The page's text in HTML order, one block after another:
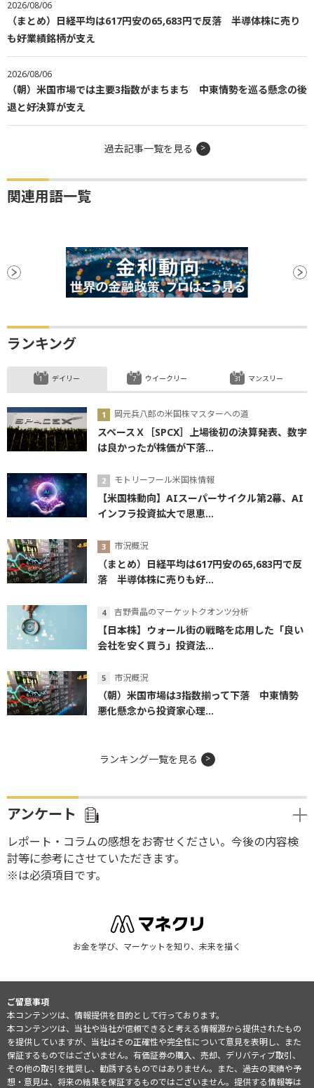
2026/08/06
（まとめ）日経平均は617円安の65,683円で反落 半導体株に売り
も好業績銘柄が支え
2026/08/06
（朝）米国市場では主要3指数がまちまち 中東情勢を巡る懸念の後
退と好決算が支え
過去記事一覧を見る
関連用語一覧
ランキング
デイリー
岡元兵八郎の米国株マスターへの道
スペースＸ［SPCX］上場後初の決算発表、数字
は良かったが株価が下落...
モトリーフール米国株情報
【米国株動向】AIスーパーサイクル第2幕、AI
インフラ投資拡大で恩恵...
市況概況
（まとめ）日経平均は617円安の65,683円で反
落 半導体株に売りも好...
吉野貴晶のマーケットクオンツ分析
【日本株】ウォール街の戦略を応用した「良い
会社を安く買う」投資法...
市況概況
（朝）米国市場は3指数揃って下落 中東情勢
悪化懸念から投資家心理...
ウイークリー マンスリー
ランキング一覧を見る
アンケート
レポート・コラムの感想をお寄せください。今後の内容検
討等に参考にさせていただきます。
※は必須項目です。
お金を学び、マーケットを知り、未来を描く
ご留意事項
本コンテンツは、情報提供を目的として行っております。
本コンテンツは、当社や当社が信頼できると考える情報源から提供されたもの
を提供していますが、当社はその正確性や完全性について意見を表明し、また
保証するものではございません。有価証券の購入、売却、デリバティブ取引、
その他の取引を推奨し、勧誘するものではありません。また、過去の実績や予
想・意見は、将来の結果を保証するものではございません。提供する情報等は